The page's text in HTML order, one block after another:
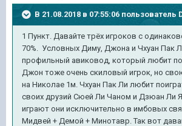
В 21.08.2018 в 07:55:06 пользователь
1 Пункт. Давайте трёх игроков с
70%. Условных Диму, Джона и Чхуан Пак
профильный авиковод, который любит
Джон тоже очень скиловый игрок, но
на Николае 1м. Чхуан Пак Ли любит
своих друзий Сюей Ли Чаном и Дзюан Ли
играют они исключительно в имбовых
Мидвей + Демой + Минотавр. Так вот